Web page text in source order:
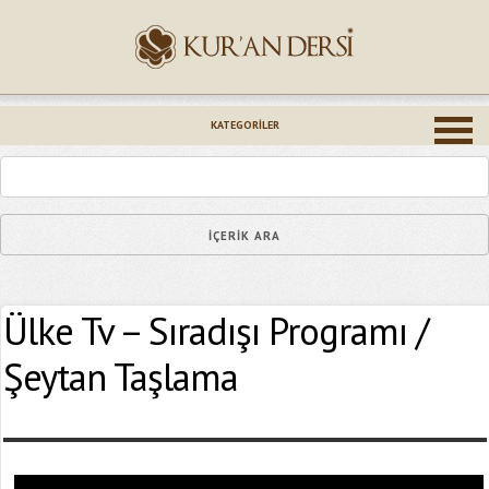
KATEGORILER
Ülke Tv – Sıradışı Programı /
Şeytan Taşlama
Epostanız (*)
Yaşadığınız Hatanın Ayrıntıları